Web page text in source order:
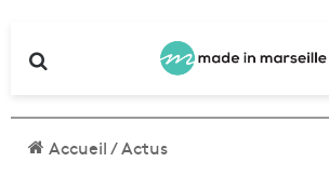
Accueil/Actus